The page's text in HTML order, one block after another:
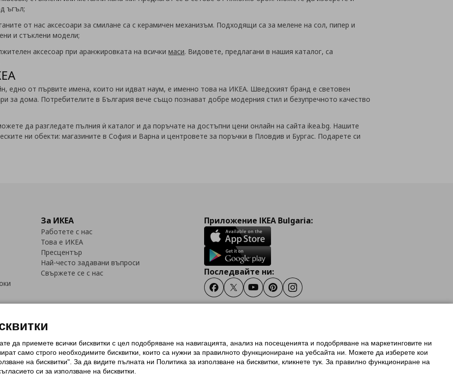
ъгъл;
от нас аксесоари за смилане са с керамичен механизъм. Подходящи са за мелене на сол, пипер и
и стъклени модели;
аксесоар при аранжировката на всичкимаси. Видовете, предлагани в нашия каталог, са
едно от първите имена, които ни идват наум, е именно това на ИКЕА. Шведският бранд е световен
за дома. Потребителите в България вече също познават добре модерния стил и безупречното качество
да разгледате пълния ѝ каталог и да поръчате на достъпни цени онлайн на сайта ikea.bg. Нашите
ни обекти: магазините в София и Варна и центровете за поръчки в Пловдив и Бургас. Подарете си
За ИКЕА
Работете с нас
Това е ИКЕА
Пресцентър
Най-често задавани въпроси
Свържете се с нас
Приложение IKEA Bulgaria:
Последвайте ни:
FacebookTwitterYoutubePinterestInstagram
(Cookies)Избор на настройки за използване на бисквиткиУсловия за ползване на ikea.bg
Политика за защита на личните данни на ikea.bg
Общи условия на програма IKEA Family
на програма IKEA Family
да приемете всички бисквитки с цел подобряване на навигацията, анализ на посещенията и подобряване на маркетинговите ни
само строго необходимитe бисквитки, които са нужни за правилното функциониране на уебсайта ни. Можете да изберете кои
на бисквитки". За да видите пълната ни Политика за използване на бисквитки, кликнете тук. За правилно функциониране на
си за използване на бисквитки.